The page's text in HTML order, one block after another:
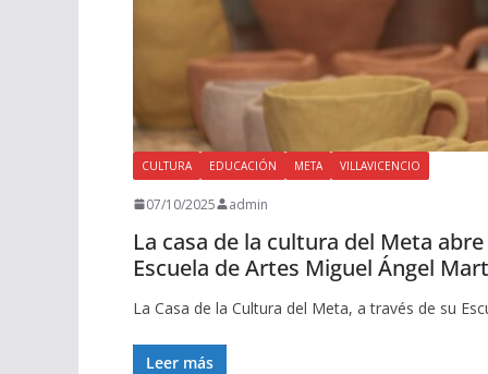
CULTURA EDUCACIÓN META VILLAVICENCIO
07/10/2025 admin
La casa de la cultura del Meta
Escuela de Artes Miguel Ángel
La Casa de la Cultura del Meta, a través de su
Leer más